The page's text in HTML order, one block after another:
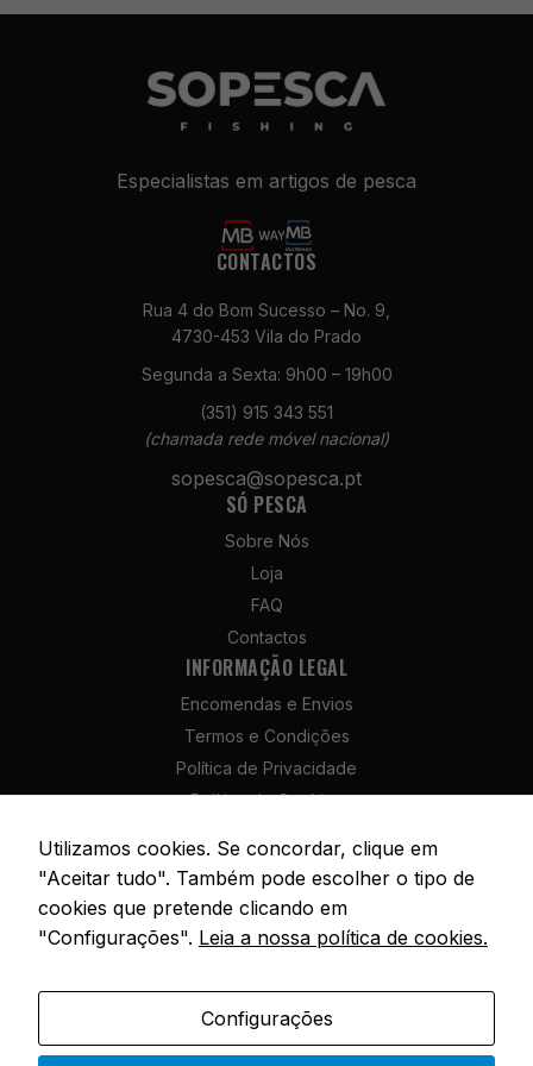
Especialistas em artigos de pesca
CONTACTOS
Rua 4 do Bom Sucesso – No. 9,
4730-453 Vila do Prado
Segunda a Sexta: 9h00 – 19h00
(351) 915 343 551
(chamada rede móvel nacional)
sopesca@sopesca.pt
SÓ PESCA
Sobre Nós
Loja
FAQ
Contactos
INFORMAÇÃO LEGAL
Encomendas e Envios
Termos e Condições
Política de Privacidade
Política de Cookies
Livro de Reclamações
Portuguese
Utilizamos cookies. Se concordar, clique em
"Aceitar tudo". Também pode escolher o tipo de
cookies que pretende clicando em
"Configurações". Leia a nossa política de cookies.
Configurações
Necessários
Estes cookies
opcionais. São
necessários
para o
funcionamento
do site.
e a estrutura
do site, com
como é
utilizado.
Experiência
Para que o
nosso site
funcione da
melhor forma
durante a sua
visita,
necessitamos